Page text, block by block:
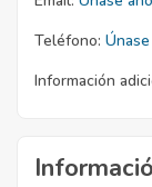
Teléfono:
Información